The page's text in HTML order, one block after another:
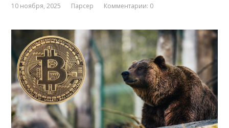
10 ноября, 2025 Парсер Комментарии: 0